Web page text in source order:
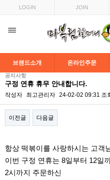
LOGIN JOIN
브랜드소개 온라인주문
공지사항
구정 연휴 휴무 안내합니다.
작성자 최고관리자 24-02-02 09:31 조
이전글 다음글
항상 떡볶이를 사랑하시는 고객
이번 구정 연휴는 8일부터 12일
2시까지 주문하신